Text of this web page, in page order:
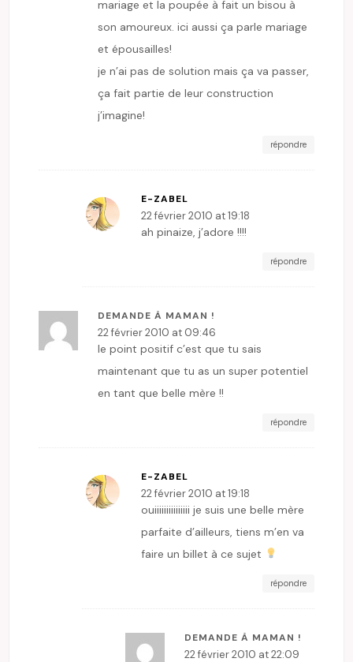
mariage et la poupée à fait un bisou à
son amoureux. ici aussi ça parle mariage
et épousailles!
je n’ai pas de solution mais ça va passer,
ça fait partie de leur construction
j’imagine!
répondre
E-ZABEL
22 février 2010 at 19:18
ah pinaize, j’adore !!!!
répondre
DEMANDE À MAMAN !
22 février 2010 at 09:46
le point positif c’est que tu sais
maintenant que tu as un super potentiel
en tant que belle mère !!
répondre
E-ZABEL
22 février 2010 at 19:18
ouiiiiiiiiiiiiiii je suis une belle mère
parfaite d’ailleurs, tiens m’en va
faire un billet à ce sujet
répondre
DEMANDE À MAMAN !
22 février 2010 at 22:09